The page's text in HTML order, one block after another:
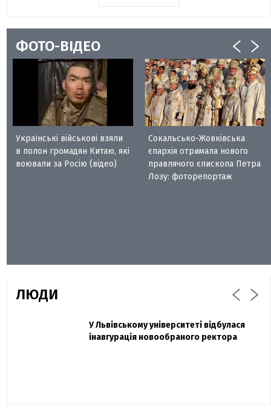
ФОТО-ВІДЕО
Українські військові взяли
в полон громадян Китаю, які
воювали за Росію (відео)
Сокальсько-Жовківська
єпархія отримала нового
правлячого єпископа Петра
Лозу: фоторепортаж
ЛЮДИ
Павло Дак
«Час не лікує, лише притуплює біль»:
Захисник "Азовсталі" Діанов вдруге
одружився та показав фото з весілля
У Львівському університеті відбулася
інавгурація новообраного ректора